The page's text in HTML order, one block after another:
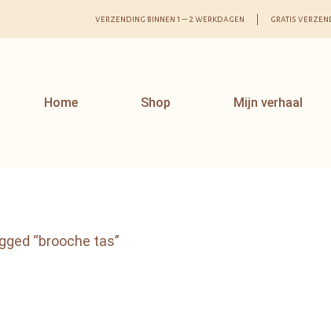
verzending binnen 1 – 2 werkdagen | gratis
Home Shop Mijn verhaal
“brooche tas”